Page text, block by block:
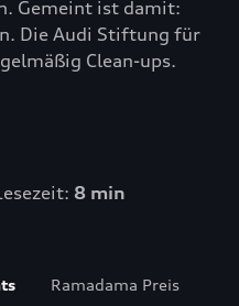
Gemeint ist damit:
Die Audi Stiftung für
Clean-ups.
8 min
Ramadama Preis